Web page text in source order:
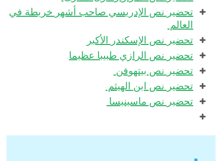
تحضير نص الإدريسي صاحب أشهر خريطة في
العالم
تحضير نص الإسكندر الأكبر
تحضير نص الرازي طبيبا عظيما
تحضير نص بيتهوفن
تحضير نص ابن الهيثم
تحضير نص ماسينيسا